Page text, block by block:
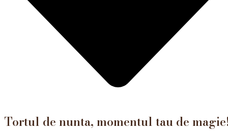
Tortul de nunta, momentul tau de